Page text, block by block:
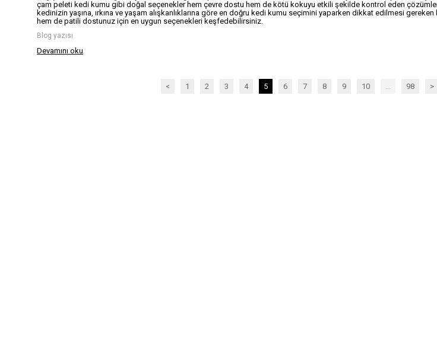
çam peleti kedi kumu gibi doğal seçenekler hem çevre dostu hem de kötü kokuyu etkili şekilde kontrol eden çözümler
kedinizin yaşına, ırkına ve yaşam alışkanlıklarına göre en doğru kedi kumu seçimini yaparken dikkat edilmesi
hem de patili dostunuz için en uygun seçenekleri keşfedebilirsiniz.
Blog yazısı
Devamını oku
< 1 2 3 4 5 6 7 8 9 10 ... 98 >